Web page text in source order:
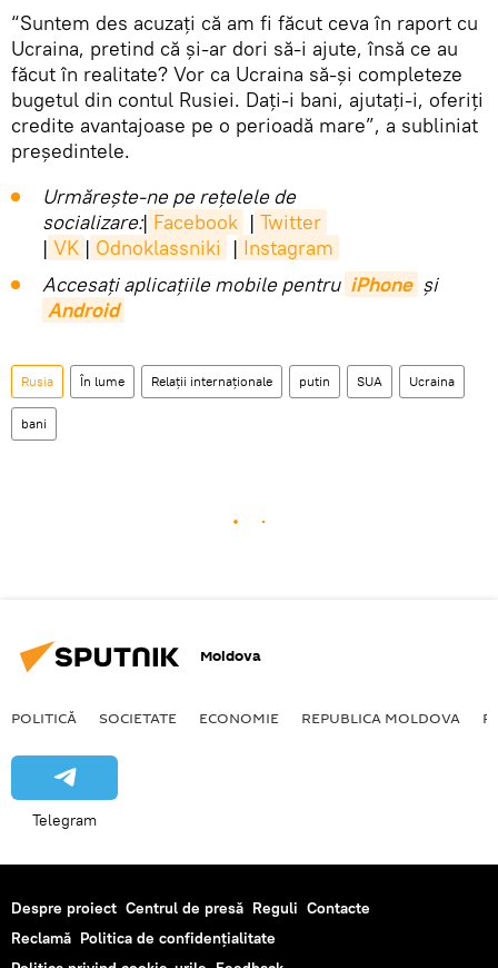
“Suntem des acuzați că am fi făcut ceva în raport cu
Ucraina, pretind că și-ar dori să-i ajute, însă ce au
făcut în realitate? Vor ca Ucraina să-și completeze
bugetul din contul Rusiei. Dați-i bani, ajutați-i, oferiți
credite avantajoase pe o perioadă mare”, a subliniat
președintele.
Urmărește-ne pe rețelele de
socializare:| Facebook | Twitter
| VK | Odnoklassniki | Instagram
Accesaţi aplicaţiile mobile pentru iPhone și
Android
Rusia În lume Relații internaționale putin SUA Ucraina
bani
Moldova
POLITICĂ SOCIETATE ECONOMIE REPUBLICA MOLDOVA
Telegram
Despre proiect Centrul de presă Reguli Contacte
Reclamă Politica de confidențialitate